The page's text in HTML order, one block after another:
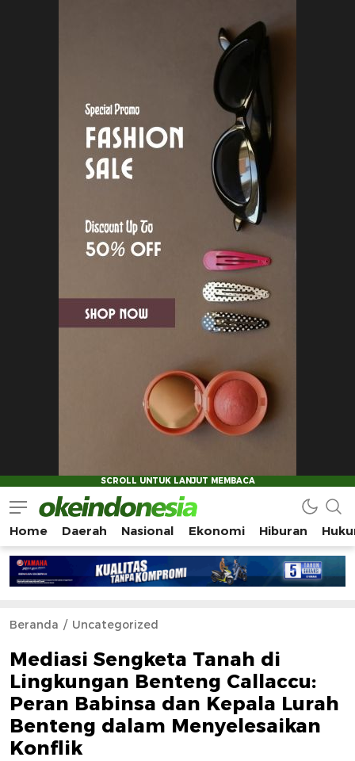
Okeindonesia.Online
Mengonlinekan Indonesia Secara Utuh
Home Daerah Nasional Ekonomi Hiburan
Beranda Uncategorized
Mediasi Sengketa Tanah di
Lingkungan Benteng Callaccu:
Peran Babinsa dan Kepala Lurah
Benteng dalam Menyelesaikan
Konflik